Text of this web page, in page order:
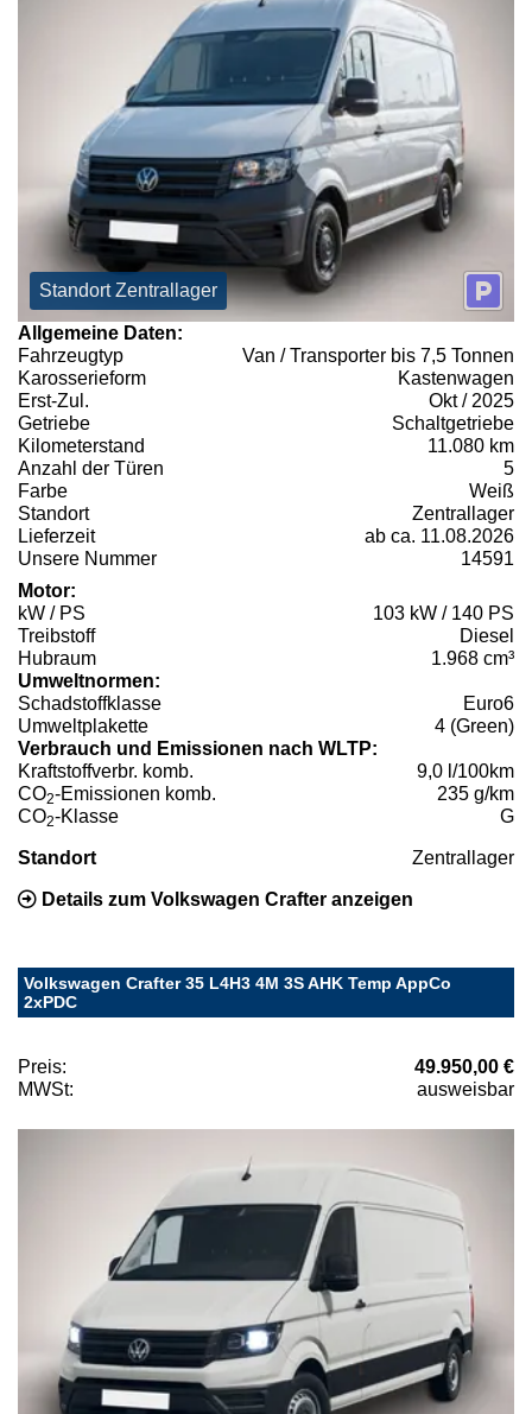
Standort Zentrallager
Allgemeine Daten:
Fahrzeugtyp
Van / Transporter bis 7,5 Tonnen
Karosserieform
Kastenwagen
Erst-Zul.
Okt / 2025
Getriebe
Schaltgetriebe
Kilometerstand
11.080 km
Anzahl der Türen
5
Farbe
Weiß
Standort
Zentrallager
Lieferzeit
ab ca. 11.08.2026
Unsere Nummer
14591
Motor:
kW / PS
103 kW / 140 PS
Treibstoff
Diesel
Hubraum
1.968 cm³
Umweltnormen:
Schadstoffklasse
Euro6
Umweltplakette
4 (Green)
Verbrauch und Emissionen nach WLTP:
Kraftstoffverbr. komb.
9,0 l/100km
CO2-Emissionen komb.
235 g/km
CO2-Klasse G
Standort Zentrallager
Details zum Volkswagen Crafter anzeigen
Volkswagen Crafter 35 L4H3 4M 3S AHK Temp AppCo
2xPDC
Preis:
49.950,00 €
MWSt:
ausweisbar